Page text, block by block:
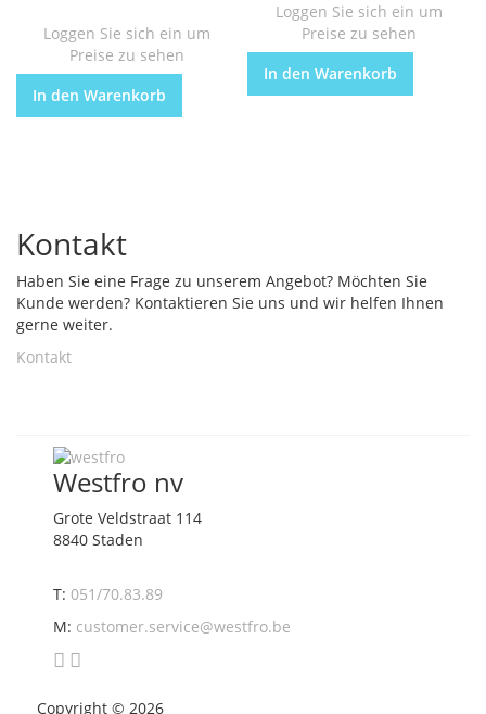
Loggen Sie sich ein um
Preise zu sehen
In den Warenkorb
Loggen Sie sich ein um
Preise zu sehen
In den Warenkorb
Kontakt
Haben Sie eine Frage zu unserem Angebot? Möchten Sie
Kunde werden? Kontaktieren Sie uns und wir helfen Ihnen
gerne weiter.
Kontakt
Westfro nv
Grote Veldstraat 114
8840 Staden
T:051/70.83.89
M: customer.service@westfro.be
Copyright ©2026